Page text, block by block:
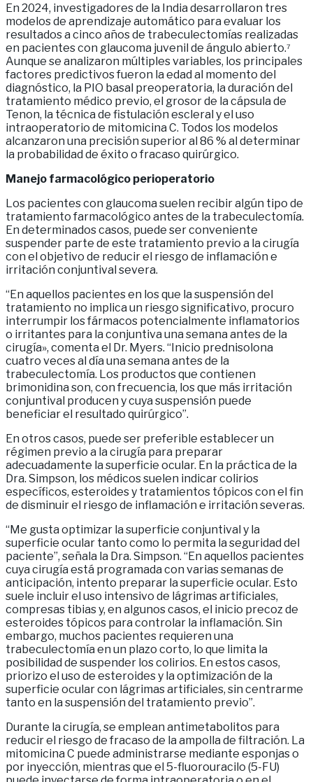
En 2024, investigadores de la India desarrollaron tres
modelos de aprendizaje automático para evaluar los
resultados a cinco años de trabeculectomías realizadas
en pacientes con glaucoma juvenil de ángulo abierto.⁷
Aunque se analizaron múltiples variables, los principales
factores predictivos fueron la edad al momento del
diagnóstico, la PIO basal preoperatoria, la duración del
tratamiento médico previo, el grosor de la cápsula de
Tenon, la técnica de fistulación escleral y el uso
intraoperatorio de mitomicina C. Todos los modelos
alcanzaron una precisión superior al 86 % al determinar
la probabilidad de éxito o fracaso quirúrgico.
Manejo farmacológico perioperatorio
Los pacientes con glaucoma suelen recibir algún tipo de
tratamiento farmacológico antes de la trabeculectomía.
En determinados casos, puede ser conveniente
suspender parte de este tratamiento previo a la cirugía
con el objetivo de reducir el riesgo de inflamación e
irritación conjuntival severa.
“En aquellos pacientes en los que la suspensión del
tratamiento no implica un riesgo significativo, procuro
interrumpir los fármacos potencialmente inflamatorios
o irritantes para la conjuntiva una semana antes de la
cirugía», comenta el Dr. Myers. “Inicio prednisolona
cuatro veces al día una semana antes de la
trabeculectomía. Los productos que contienen
brimonidina son, con frecuencia, los que más irritación
conjuntival producen y cuya suspensión puede
beneficiar el resultado quirúrgico”.
En otros casos, puede ser preferible establecer un
régimen previo a la cirugía para preparar
adecuadamente la superficie ocular. En la práctica de la
Dra. Simpson, los médicos suelen indicar colirios
específicos, esteroides y tratamientos tópicos con el fin
de disminuir el riesgo de inflamación e irritación severas.
“Me gusta optimizar la superficie conjuntival y la
superficie ocular tanto como lo permita la seguridad del
paciente”, señala la Dra. Simpson. “En aquellos pacientes
cuya cirugía está programada con varias semanas de
anticipación, intento preparar la superficie ocular. Esto
suele incluir el uso intensivo de lágrimas artificiales,
compresas tibias y, en algunos casos, el inicio precoz de
esteroides tópicos para controlar la inflamación. Sin
embargo, muchos pacientes requieren una
trabeculectomía en un plazo corto, lo que limita la
posibilidad de suspender los colirios. En estos casos,
priorizo el uso de esteroides y la optimización de la
superficie ocular con lágrimas artificiales, sin centrarme
tanto en la suspensión del tratamiento previo”.
Durante la cirugía, se emplean antimetabolitos para
reducir el riesgo de fracaso de la ampolla de filtración. La
mitomicina C puede administrarse mediante esponjas o
por inyección, mientras que el 5-fluorouracilo (5-FU)